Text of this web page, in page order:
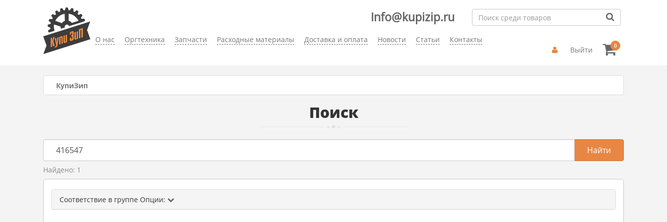
О нас Оргтехника Запчасти Расходные материалы Доставка и оплата Новости Статьи Контакты
Info@kupizip.ru
Выйти 0
КупиЗип
Поиск
Найдено: 1
Соответствие в группе Опции: